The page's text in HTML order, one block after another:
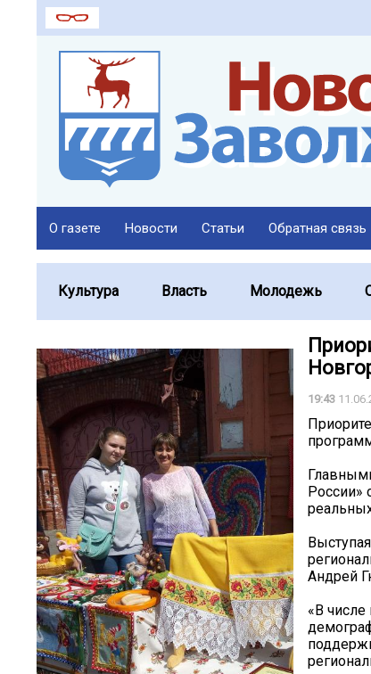
О газете Новости Статьи Обратная связь
Культура Власть Молодежь
19:43
России»
Андрей
«В